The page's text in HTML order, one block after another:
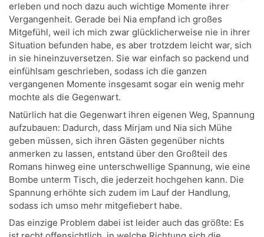
erleben und noch dazu auch wichtige Momente ihrer
Vergangenheit. Gerade bei Nia empfand ich großes
Mitgefühl, weil ich mich zwar glücklicherweise nie in ihrer
Situation befunden habe, es aber trotzdem leicht war, sich
in sie hineinzuversetzen. Sie war einfach so packend und
einfühlsam geschrieben, sodass ich die ganzen
vergangenen Momente insgesamt sogar ein wenig mehr
mochte als die Gegenwart.
Natürlich hat die Gegenwart ihren eigenen Weg, Spannung
aufzubauen: Dadurch, dass Mirjam und Nia sich Mühe
geben müssen, sich ihren Gästen gegenüber nichts
anmerken zu lassen, entstand über den Großteil des
Romans hinweg eine unterschwellige Spannung, wie eine
Bombe unterm Tisch, die jederzeit hochgehen kann. Die
Spannung erhöhte sich zudem im Lauf der Handlung,
sodass ich umso mehr mitgefiebert habe.
Das einzige Problem dabei ist leider auch das größte: Es